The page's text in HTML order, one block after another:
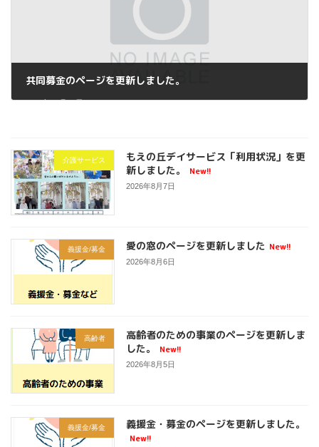
共同募金のページを更新しました。
2024年12月27日
介護サービス
もえの丘デイサービス「利用状況」を更
新しました。
New!!
2026年8月7日
義援金/募金 愛の窓のページを更新しました New!!
2026年8月6日
高齢者
高齢者のための事業のページを更新しま
した。
New!!
2026年8月5日
義援金/募金 義援金・募金のページを更新しました。
New!!